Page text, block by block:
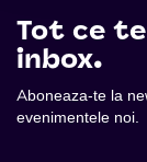
Tot ce
inbox.
Aboneaza-te la
evenimentele noi.